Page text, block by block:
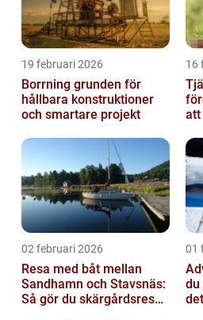
19 februari 2026
Borrning grunden för
hållbara konstruktioner
och smartare projekt
16
att
02 februari 2026
Resa med båt mellan
Sandhamn och Stavsnäs:
Så gör du skärgårdsresan
01
du